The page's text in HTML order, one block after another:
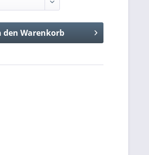
den Warenkorb